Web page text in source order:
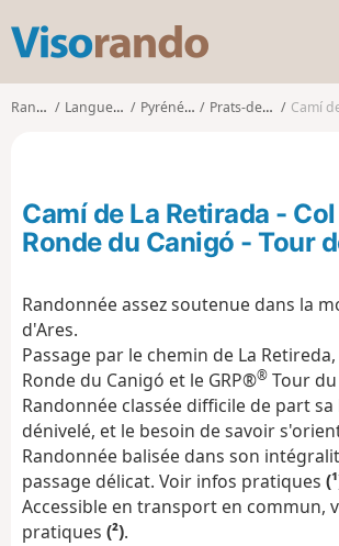
s
o
o
Randonnées Languedoc-Roussillon Pyrénées-Orientales Prats-de-Mollo-la-Preste Camí de La
Camí de La Retirada -
Ronde du Canigó - Tour
Randonnée assez soutenue dans la
d'Ares.
Passage par le chemin de La
Ronde du Canigó et le GRP®® Tour du
Randonnée classée difficile de part
dénivelé, et le besoin de savoir
Randonnée balisée dans son
passage délicat. Voir infos pratiques
Accessible en transport en commun,
pratiques (²).